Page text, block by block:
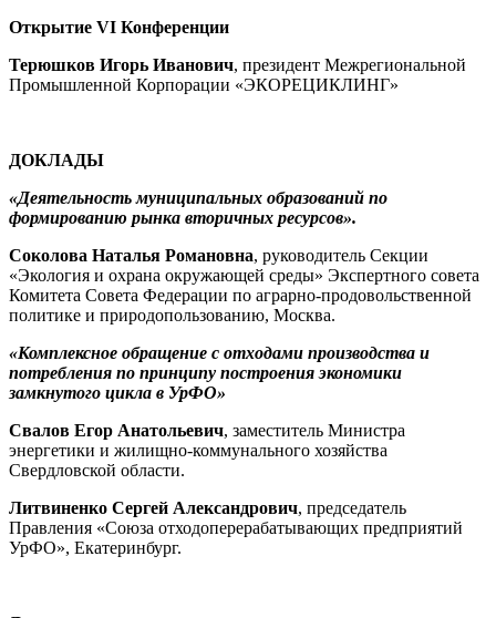
Открытие VI Конференции
Терюшков Игорь Иванович, президент Межрегиональной
Промышленной Корпорации «ЭКОРЕЦИКЛИНГ»
ДОКЛАДЫ
«Деятельность муниципальных образований по
формированию рынка вторичных ресурсов».
Соколова Наталья Романовна, руководитель Секции
«Экология и охрана окружающей среды» Экспертного совета
Комитета Совета Федерации по аграрно-продовольственной
политике и природопользованию, Москва.
«Комплексное обращение с отходами производства и
потребления по принципу построения экономики
замкнутого цикла в УрФО»
Свалов Егор Анатольевич, заместитель Министра
энергетики и жилищно-коммунального хозяйства
Свердловской области.
Литвиненко Сергей Александрович, председатель
Правления «Союза отходоперерабатывающих предприятий
УрФО», Екатеринбург.